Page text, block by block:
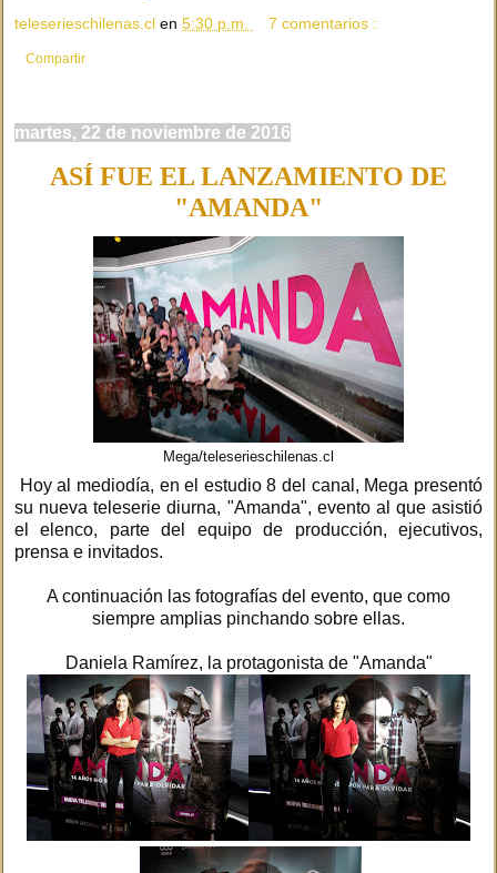
teleserieschilenas.cl en 5:30 p.m. 7 comentarios :
Compartir
martes, 22 de noviembre de 2016
ASÍ FUE EL LANZAMIENTO DE
"AMANDA"
Mega/teleserieschilenas.cl
Hoy al mediodía, en el estudio 8 del canal, Mega presentó
su nueva teleserie diurna, "Amanda", evento al que asistió
el elenco, parte del equipo de producción, ejecutivos,
prensa e invitados.
A continuación las fotografías del evento, que como
siempre amplias pinchando sobre ellas.
Daniela Ramírez, la protagonista de "Amanda"